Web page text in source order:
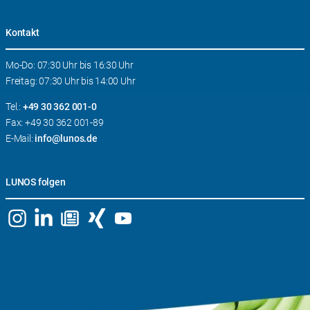
Kontakt
Mo-Do: 07:30 Uhr bis 16:30 Uhr
Freitag: 07:30 Uhr bis 14:00 Uhr
Tel.: +49 30 362 001-0
Fax: +49 30 362 001-89
E-Mail: info@lunos.de
LUNOS folgen